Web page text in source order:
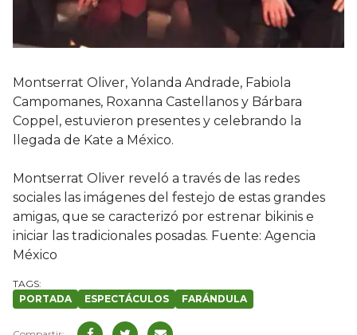
Montserrat Oliver, Yolanda Andrade, Fabiola
Campomanes, Roxanna Castellanos y Bárbara
Coppel, estuvieron presentes y celebrando la
llegada de Kate a México.
Montserrat Oliver reveló a través de las redes
sociales las imágenes del festejo de estas grandes
amigas, que se caracterizó por estrenar bikinis e
iniciar las tradicionales posadas. Fuente: Agencia
México
PORTADA ESPECTÁCULOS FARÁNDULA